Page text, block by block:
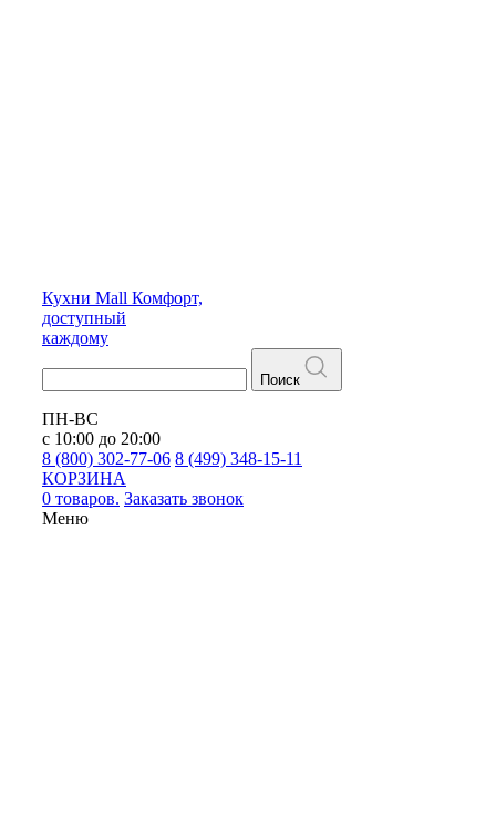
Кухни Mall Комфорт,
доступный
каждому
Поиск
ПН-ВС
с 10:00 до 20:00
8 (800) 302-77-06 8 (499) 348-15-11
КОРЗИНА
0 товаров. Заказать звонок
Меню